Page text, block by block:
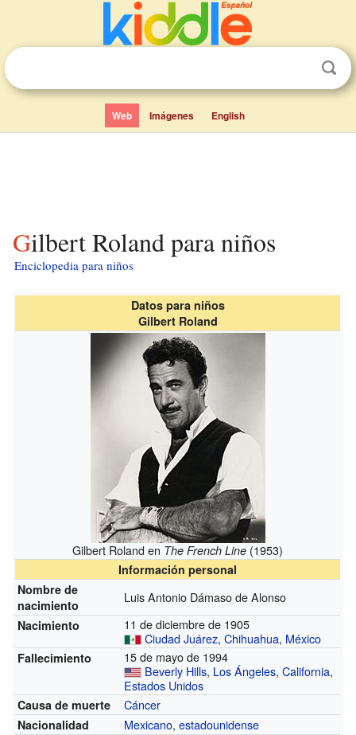
Web Imágenes English
Gilbert Roland para niños
Enciclopedia para niños
Datos para niños
Gilbert Roland
Gilbert Roland en The French Line (1953)
Información personal
Nombre de
nacimiento
Luis Antonio Dámaso de Alonso
Nacimiento
11 de diciembre de 1905
Ciudad Juárez,Chihuahua, México
Fallecimiento
15 de mayo de 1994
Beverly Hills, Los Ángeles,California,
Estados Unidos
Causa de muerte Cáncer
Nacionalidad Mexicano,estadounidense